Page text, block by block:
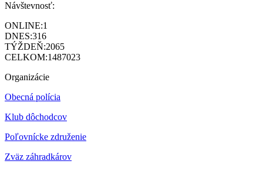
Návštevnosť:
ONLINE:1
DNES:316
TÝŽDEŇ:2065
CELKOM:1487023
Organizácie
Obecná polícia
Klub dôchodcov
Poľovnícke združenie
Zväz záhradkárov